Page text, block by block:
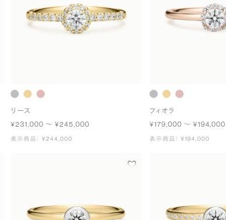
リース
¥231,000 〜 ¥245,000
表示商品： ¥244,000
フィオラ
¥179,000 〜 ¥194,000
表示商品： ¥194,000